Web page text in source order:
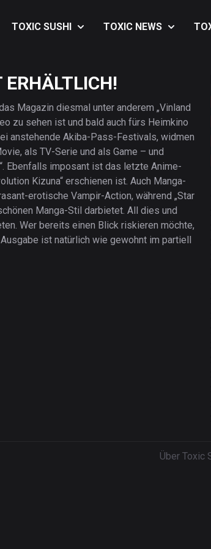
TOXIC SUSHI
Kontakt
Impressum &
Datenschutz
TOXIC NEWS
Art
Anime
Games
Lifestyle
Movies
ERHÄLTLICH!
Magazin diesmal unter anderem „Vinland
zu sehen ist und bald auch fürs Heimkino
anstehende Akiba-Pass-Festivals, widmen
als TV-Serie und als Game – und
Ebenfalls imposant ist das letzte Anime-
Kizuna“ erschienen ist. Auch Manga-
erotische Vampir-Action, während „Star
Manga-Stil darbietet. All dies und
Wer bereits einen Blick riskieren möchte,
ist natürlich wie gewohnt im partiell
Über Toxic